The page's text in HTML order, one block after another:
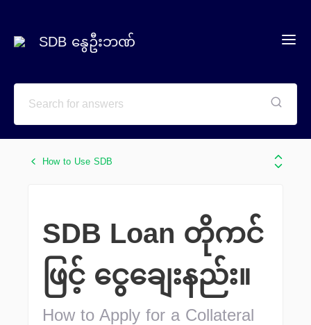
SDB နွေဦးဘဏ်
How to Use SDB
SDB Loan တိုကင်
ဖြင့် ငွေချေးနည်း။
How to Apply for a Collateral